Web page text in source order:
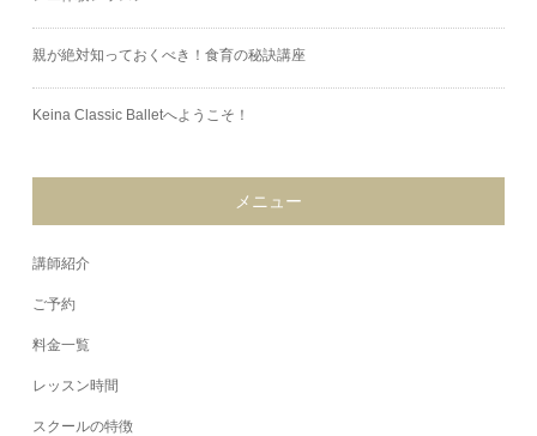
親が絶対知っておくべき！食育の秘訣講座
Keina Classic Balletへようこそ！
メニュー
講師紹介
ご予約
料金一覧
レッスン時間
スクールの特徴